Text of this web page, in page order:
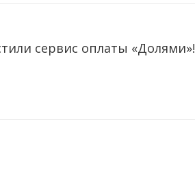
сервис оплаты «Долями»!